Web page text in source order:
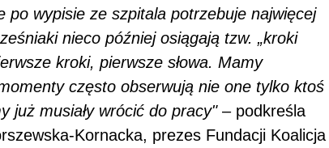
po wypisie ze szpitala potrzebuje najwięcej
nieco później osiągają tzw. „kroki
kroki, pierwsze słowa. Mamy
często obserwują nie one tylko ktoś
już musiały wrócić do pracy"– podkreśla
Kornacka, prezes Fundacji Koalicja